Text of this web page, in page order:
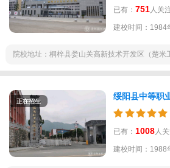
已有：751人关
建校时间：1984
院校地址：桐梓县娄山关高新技术开发区（楚米
正在招生
绥阳县中等职
已有：1008人
建校时间：1988